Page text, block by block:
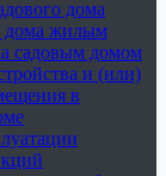
дома
дома жилым
садовым домом
и (или)
в